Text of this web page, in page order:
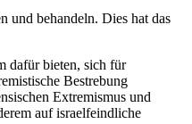
und behandeln. Dies hat das
dafür bieten, sich für
Bestrebung
Ex­tremismus und
auf israelfeindliche